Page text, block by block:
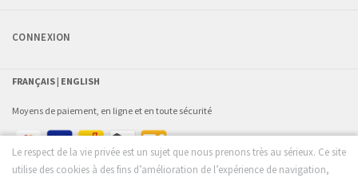
CONNEXION
FRANÇAIS | ENGLISH
Moyens de paiement, en ligne et en toute sécurité
Le respect de la vie privée est un sujet que nous prenons très au sérieux. Ce site
utilise des cookies à des fins d’amélioration de l’expérience de navigation,